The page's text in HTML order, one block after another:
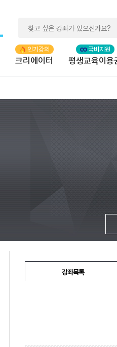
크리에이터 평생교육이용
강좌목록